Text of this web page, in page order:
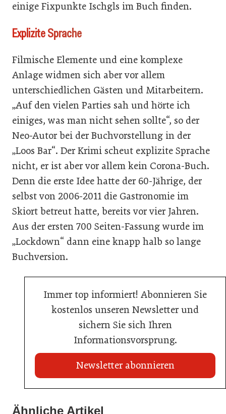
einige Fixpunkte Ischgls im Buch finden.
Explizite Sprache
Filmische Elemente und eine komplexe
Anlage widmen sich aber vor allem
unterschiedlichen Gästen und Mitarbeitern.
„Auf den vielen Parties sah und hörte ich
einiges, was man nicht sehen sollte“, so der
Neo-Autor bei der Buchvorstellung in der
„Loos Bar“. Der Krimi scheut explizite Sprache
nicht, er ist aber vor allem kein Corona-Buch.
Denn die erste Idee hatte der 60-Jährige, der
selbst von 2006-2011 die Gastronomie im
Skiort betreut hatte, bereits vor vier Jahren.
Aus der ersten 700 Seiten-Fassung wurde im
„Lockdown“ dann eine knapp halb so lange
Buchversion.
Immer top informiert! Abonnieren Sie
kostenlos unseren Newsletter und
sichern Sie sich Ihren
Informationsvorsprung.
Newsletter abonnieren
Ähnliche Artikel
War die Fußball-WM 2026 für Ihren Betrieb ein
21. Juli 2026